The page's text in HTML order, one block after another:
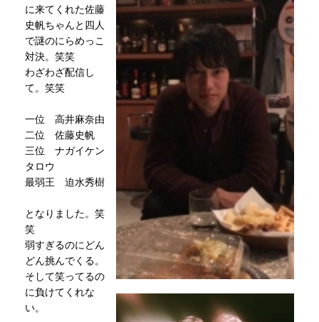
に来てくれた佐藤
史帆ちゃんと四人
で謎のにらめっこ
対決。笑笑
わざわざ配信し
て。笑笑
一位 高井麻奈由
二位 佐藤史帆
三位 ナガイケン
タロウ
最弱王 迫水秀樹
となりました。笑
笑
弱すぎるのにどん
どん挑んでくる。
そして笑ってるの
に負けてくれな
い。